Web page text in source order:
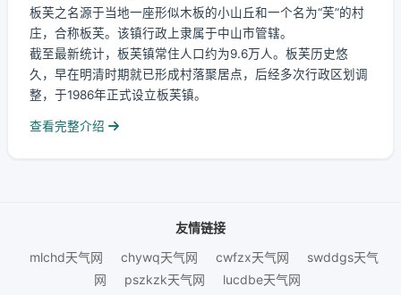
板芙之名源于当地一座形似木板的小山丘和一个名为“芙”的村
庄，合称板芙。该镇行政上隶属于中山市管辖。
截至最新统计，板芙镇常住人口约为9.6万人。板芙历史悠
久，早在明清时期就已形成村落聚居点，后经多次行政区划调
整，于1986年正式设立板芙镇。
查看完整介绍
友情链接
mlchd天气网
chywq天气网 cwfzx天气网
swddgs天气
网
pszkzk天气网 lucdbe天气网